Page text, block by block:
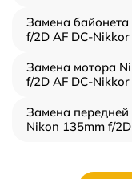
Замена
f/2D AF DC-Nikkor
Замена мотора
f/2D AF DC-Nikkor
Замена
Nikon 135mm f/